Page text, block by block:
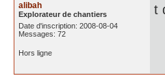
alibah
Explorateur de chantiers
Date d'inscription: 2008-08-04
Messages: 72
t
Hors ligne